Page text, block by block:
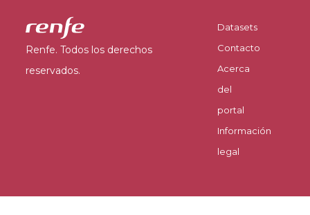
Renfe. Todos los derechos
reservados.
Datasets
Contacto
Acerca
del
portal
Información
legal